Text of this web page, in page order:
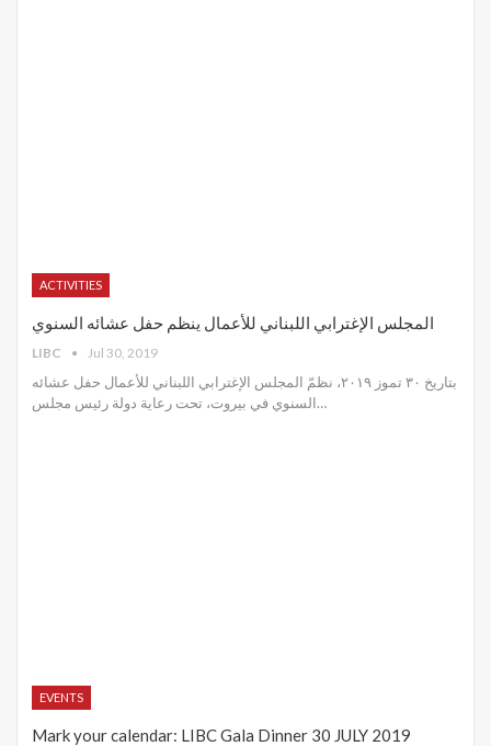
ACTIVITIES
المجلس الإغترابي اللبناني للأعمال ينظم حفل عشائه السنوي
LIBC Jul 30, 2019
بتاريخ ٣٠ تموز ٢٠١٩، نظمّ المجلس الإغترابي اللبناني للأعمال حفل عشائه
السنوي في بيروت، تحت رعاية دولة رئيس مجلس…
EVENTS
Mark your calendar: LIBC Gala Dinner 30 JULY 2019